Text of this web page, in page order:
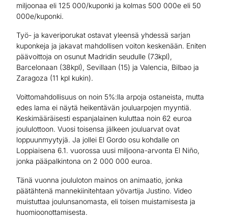
miljoonaa eli 125 000/kuponki ja kolmas 500 000e eli 50
000e/kuponki.
Työ- ja kaveriporukat ostavat yleensä yhdessä sarjan
kuponkeja ja jakavat mahdollisen voiton keskenään. Eniten
päävoittoja on osunut Madridin seudulle (73kpl),
Barcelonaan (38kpl), Sevillaan (15) ja Valencia, Bilbao ja
Zaragoza (11 kpl kukin).
Voittomahdollisuus on noin 5%:lla arpoja ostaneista, mutta
edes lama ei näytä heikentävän jouluarpojen myyntiä.
Keskimääräisesti espanjalainen kuluttaa noin 62 euroa
joululottoon. Vuosi toisensa jälkeen jouluarvat ovat
loppuunmyytyjä. Ja jollei El Gordo osu kohdalle on
Loppiaisena 6.1. vuorossa uusi miljoona-arvonta El Niño,
jonka pääpalkintona on 2 000 000 euroa.
Tänä vuonna joululoton mainos on animaatio, jonka
päätähtenä mannekiinitehtaan yövartija Justino. Video
muistuttaa joulunsanomasta, eli toisen muistamisesta ja
huomioonottamisesta.